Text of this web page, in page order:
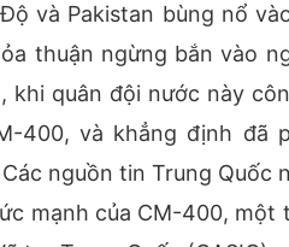
và Pakistan bùng nổ
thuận ngừng bắn vào
khi quân đội nước này
400, và khẳng định đã
nguồn tin Trung
mạnh của CM-400, một